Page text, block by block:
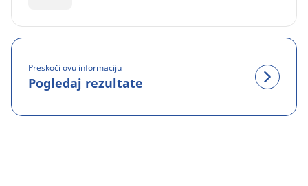
Preskoči ovu informaciju
Pogledaj rezultate